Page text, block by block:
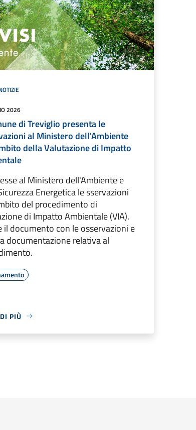
2026
di Treviglio presenta le
al Ministero dell'Ambiente
della Valutazione di Impatto
al Ministero dell'Ambiente e
Energetica le sservazioni
del procedimento di
di Impatto Ambientale (VIA).
il documento con le osservazioni e
documentazione relativa al
PIÙ